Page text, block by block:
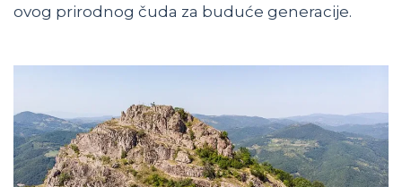
ovog prirodnog čuda za buduće generacije.